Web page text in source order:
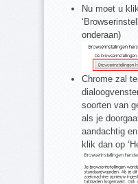
Nu moet u
onderaan)
Chrome zal
soorten van
als je
aandachtig
klik dan op